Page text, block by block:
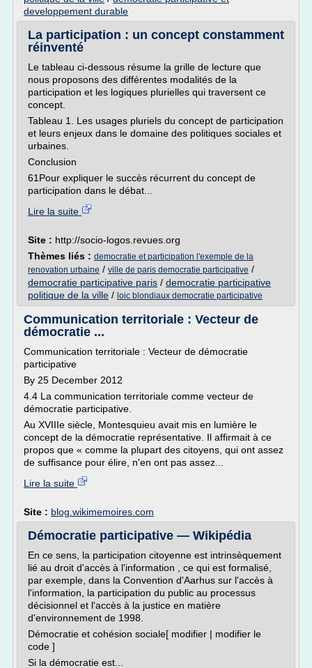
developpement durable
La participation : un concept constamment
réinventé
Le tableau ci-dessous résume la grille de lecture que
nous proposons des différentes modalités de la
participation et les logiques plurielles qui traversent ce
concept.
Tableau 1. Les usages pluriels du concept de participation
et leurs enjeux dans le domaine des politiques sociales et
urbaines.
Conclusion
61Pour expliquer le succès récurrent du concept de
participation dans le débat...
Lire la suite
Site : http://socio-logos.revues.org
Thèmes liés : democratie et participation l'exemple de la
renovation urbaine / ville de paris democratie participative /
democratie participative paris / democratie participative
politique de la ville / loic blondiaux democratie participative
Communication territoriale : Vecteur de
démocratie ...
Communication territoriale : Vecteur de démocratie
participative
By 25 December 2012
4.4 La communication territoriale comme vecteur de
démocratie participative.
Au XVIIIe siècle, Montesquieu avait mis en lumière le
concept de la démocratie représentative. Il affirmait à ce
propos que « comme la plupart des citoyens, qui ont assez
de suffisance pour élire, n'en ont pas assez...
Lire la suite
Site : blog.wikimemoires.com
Démocratie participative — Wikipédia
En ce sens, la participation citoyenne est intrinsèquement
lié au droit d'accès à l'information , ce qui est formalisé,
par exemple, dans la Convention d'Aarhus sur l'accès à
l'information, la participation du public au processus
décisionnel et l'accès à la justice en matière
d'environnement de 1998.
Démocratie et cohésion sociale[ modifier | modifier le
code ]
Si la démocratie est...